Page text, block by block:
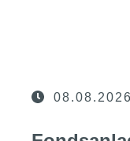
08.08.2026